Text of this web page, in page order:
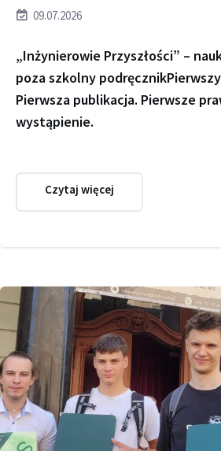
09.07.2026
„Inżynierowie Przyszłości” –
poza szkolny
Pierwsza publikacja. Pierwsze
wystąpienie.
Czytaj więcej